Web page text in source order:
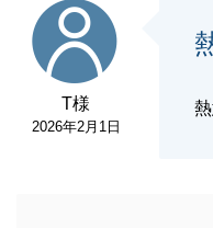
T様
2026年2月1日